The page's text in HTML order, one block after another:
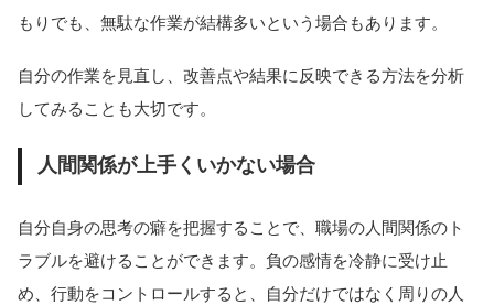
もりでも、無駄な作業が結構多いという場合もあります。
自分の作業を見直し、改善点や結果に反映できる方法を分析
してみることも大切です。
人間関係が上手くいかない場合
自分自身の思考の癖を把握することで、職場の人間関係のト
ラブルを避けることができます。負の感情を冷静に受け止
め、行動をコントロールすると、自分だけではなく周りの人